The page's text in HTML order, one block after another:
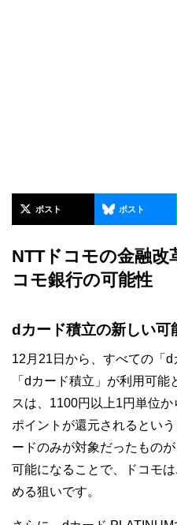
ポスト ポスト
NTTドコモの金融改
コモ銀行の可能性
dカード積立の新しい可
12月21日から、すべての「
「dカード積立」が利用可
スは、1100円以上1円単位
ポイントが還元されるとい
ードのみが対象だったもの
可能になることで、ドコモ
める狙いです。